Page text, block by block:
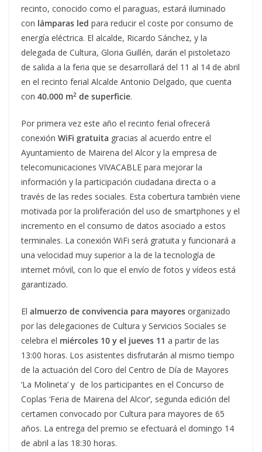
recinto, conocido como el paraguas, estará iluminado
con lámparas led para reducir el coste por consumo de
energía eléctrica. El alcalde, Ricardo Sánchez, y la
delegada de Cultura, Gloria Guillén, darán el pistoletazo
de salida a la feria que se desarrollará del 11 al 14 de abril
en el recinto ferial Alcalde Antonio Delgado, que cuenta
con 40.000 m2 de superficie.
Por primera vez este año el recinto ferial ofrecerá
conexión WiFi gratuita gracias al acuerdo entre el
Ayuntamiento de Mairena del Alcor y la empresa de
telecomunicaciones VIVACABLE para mejorar la
información y la participación ciudadana directa o a
través de las redes sociales. Esta cobertura también viene
motivada por la proliferación del uso de smartphones y el
incremento en el consumo de datos asociado a estos
terminales. La conexión WiFi será gratuita y funcionará a
una velocidad muy superior a la de la tecnología de
internet móvil, con lo que el envío de fotos y vídeos está
garantizado.
El almuerzo de convivencia para mayores organizado
por las delegaciones de Cultura y Servicios Sociales se
celebra el miércoles 10 y el jueves 11 a partir de las
13:00 horas. Los asistentes disfrutarán al mismo tiempo
de la actuación del Coro del Centro de Día de Mayores
‘La Molineta’ y de los participantes en el Concurso de
Coplas ‘Feria de Mairena del Alcor’, segunda edición del
certamen convocado por Cultura para mayores de 65
años. La entrega del premio se efectuará el domingo 14
de abril a las 18:30 horas.